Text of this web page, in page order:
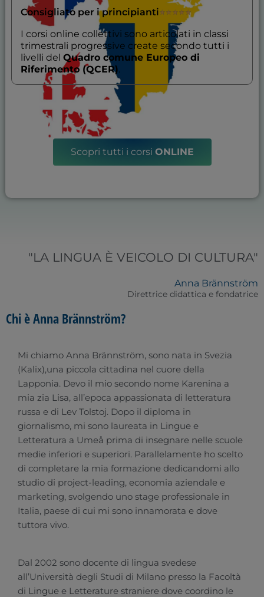
Consigliato per i principianti ★ ★ ★ ★ ★
I corsi online collettivi sono articolati in classi
trimestrali progressive create secondo tutti i
livelli del Quadro comune Europeo di
Riferimento (QCER).
Scopri tutti i corsi ONLINE
"LA LINGUA È VEICOLO DI CULTURA"
Anna Brännström
Direttrice didattica e fondatrice
Chi è Anna Brännström?
Mi chiamo Anna Brännström, sono nata in Svezia
(Kalix),una piccola cittadina nel cuore della
Lapponia. Devo il mio secondo nome Karenina a
mia zia Lisa, all’epoca appassionata di letteratura
russa e di Lev Tolstoj. Dopo il diploma in
giornalismo, mi sono laureata in Lingue e
Letteratura a Umeå prima di insegnare nelle scuole
medie inferiori e superiori. Parallelamente ho scelto
di completare la mia formazione dedicandomi allo
studio di project-leading, economia aziendale e
marketing, svolgendo uno stage professionale in
Italia, paese di cui mi sono innamorata e dove
tuttora vivo.
Dal 2002 sono docente di lingua svedese
all’Università degli Studi di Milano presso la Facoltà
di Lingue e Letterature straniere dove coordino le